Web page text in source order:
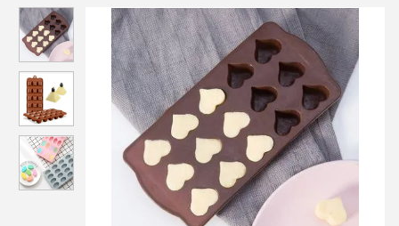
van de vorm van de siliconecake, chocoladevorm